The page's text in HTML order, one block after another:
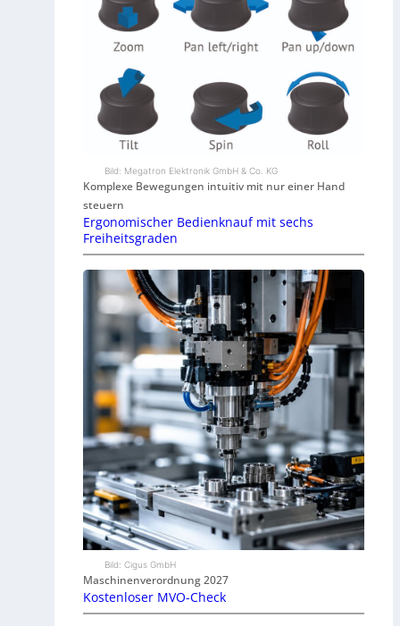
Bild: Megatron Elektronik GmbH & Co. KG
Komplexe Bewegungen intuitiv mit nur einer Hand
steuern
Ergonomischer Bedienknauf mit sechs
Freiheitsgraden
Bild: Cigus GmbH
Maschinenverordnung 2027
Kostenloser MVO-Check